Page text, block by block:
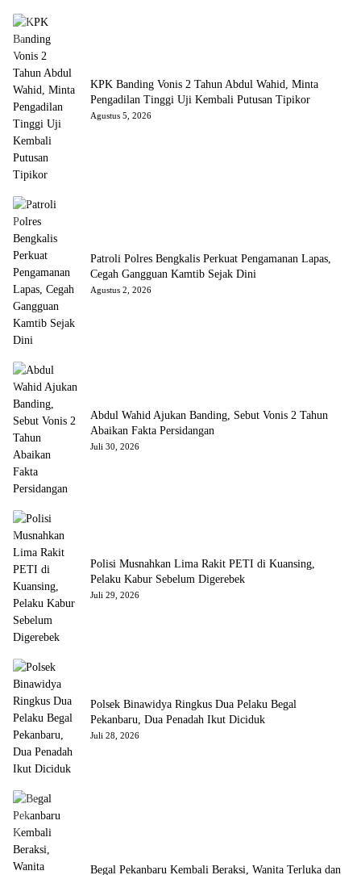
KPK Banding Vonis 2 Tahun Abdul Wahid, Minta
Pengadilan Tinggi Uji Kembali Putusan Tipikor
Agustus 5, 2026
Patroli Polres Bengkalis Perkuat Pengamanan Lapas,
Cegah Gangguan Kamtib Sejak Dini
Agustus 2, 2026
Abdul Wahid Ajukan Banding, Sebut Vonis 2 Tahun
Abaikan Fakta Persidangan
Juli 30, 2026
Polisi Musnahkan Lima Rakit PETI di Kuansing,
Pelaku Kabur Sebelum Digerebek
Juli 29, 2026
Polsek Binawidya Ringkus Dua Pelaku Begal
Pekanbaru, Dua Penadah Ikut Diciduk
Juli 28, 2026
Begal Pekanbaru Kembali Beraksi, Wanita Terluka dan